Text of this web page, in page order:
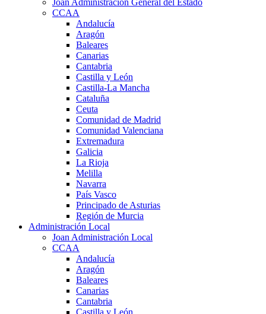
CCAA
Andalucía
Aragón
Baleares
Canarias
Cantabria
Castilla y León
Castilla-La Mancha
Cataluña
Ceuta
Comunidad de Madrid
Comunidad Valenciana
Extremadura
Galicia
La Rioja
Melilla
Navarra
País Vasco
Principado de Asturias
Región de Murcia
Administración Local
Joan Administración Local
CCAA
Andalucía
Aragón
Baleares
Canarias
Cantabria
Castilla y León